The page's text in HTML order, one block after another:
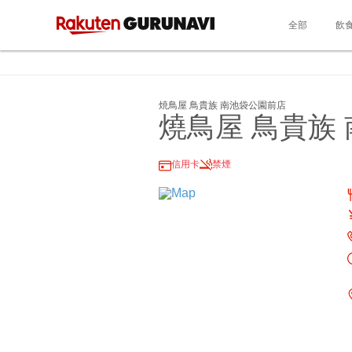
全部 飲
焼鳥屋 鳥貴族 南池袋公園前店
燒鳥屋 鳥貴族
信用卡 禁煙